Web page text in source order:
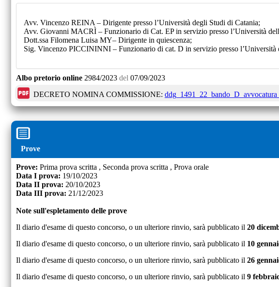
Avv. Vincenzo REINA – Dirigente presso l’Università degli Studi di Catania;
Avv. Giovanni MACRÌ – Funzionario di Cat. EP in servizio presso l’Università
Dott.ssa Filomena Luisa MY– Dirigente in quiescenza;
Sig. Vincenzo PICCININNI – Funzionario di cat. D in servizio presso
Albo pretorio online 2984/2023 del 07/09/2023
DECRETO NOMINA COMMISSIONE:
Prove
Prove: Prima prova scritta , Seconda prova scritta , Prova orale
Data I prova: 19/10/2023
Data II prova: 20/10/2023
Data III prova: 21/12/2023
Note sull'espletamento delle prove
Il diario d'esame di questo concorso, o un ulteriore rinvio, sarà pubblicato il 20
Il diario d'esame di questo concorso, o un ulteriore rinvio, sarà pubblicato il 10
Il diario d'esame di questo concorso, o un ulteriore rinvio, sarà pubblicato il 26
Il diario d'esame di questo concorso, o un ulteriore rinvio, sarà pubblicato il 9